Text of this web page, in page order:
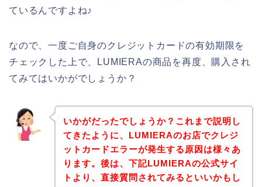
ているんですよね♪
なので、一度ご自身のクレジットカードの有効期限を
チェックした上で、LUMIERAの商品を再度、購入され
てみてはいかがでしょうか？
いかがだったでしょうか？これまで説明し
てきたように、LUMIERAのお店でクレジ
ットカードエラーが発生する原因は様々あ
ります。後は、下記LUMIERAの公式サイ
トより、直接質問されてみるといいかもし